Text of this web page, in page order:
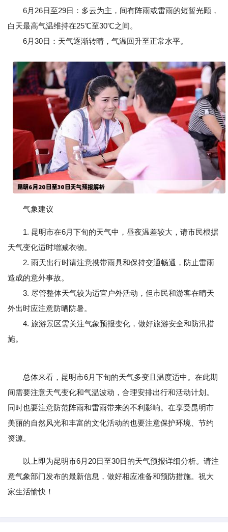
6月26日至29日：多云为主，间有阵雨或雷雨的短暂光顾，
白天最高气温维持在25℃至30℃之间。
6月30日：天气逐渐转晴，气温回升至正常水平。
气象建议
1. 昆明市在6月下旬的天气中，昼夜温差较大，请市民根据
天气变化适时增减衣物。
2. 雨天出行时请注意携带雨具和保持交通畅通，防止雷雨
造成的意外事故。
3. 尽管整体天气较为适宜户外活动，但市民和游客在晴天
外出时应注意防晒防暑。
4. 旅游景区需关注气象预报变化，做好旅游安全和防汛措
施。
总体来看，昆明市6月下旬的天气多变且温度适中。在此期
间需要注意天气变化和气温波动，合理安排出行和活动计划。
同时也要注意防范阵雨和雷雨带来的不利影响。在享受昆明市
美丽的自然风光和丰富的文化活动的也要注意保护环境、节约
资源。
以上即为昆明市6月20日至30日的天气预报详细分析。请注
意气象部门发布的最新信息，做好相应准备和预防措施。祝大
家生活愉快！